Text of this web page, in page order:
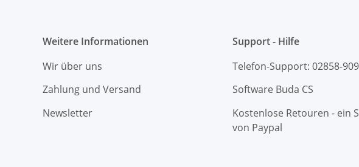
Weitere Informationen
Wir über uns
Zahlung und Versand
Newsletter
Support - Hilfe
Telefon-Support: 02858-
Software Buda CS
Kostenlose Retouren - ein
von Paypal